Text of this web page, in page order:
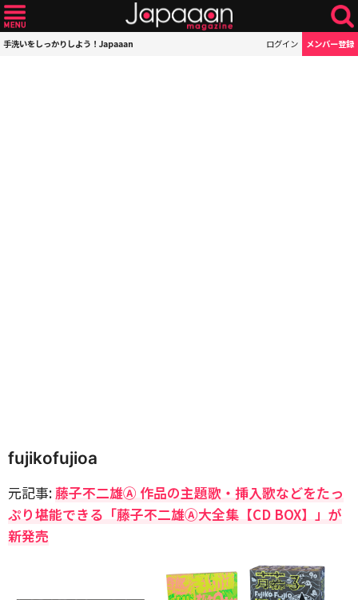
手洗いをしっかりしよう！Japaaan ログイン メンバー登録
fujikofujioa
元記事:藤子不二雄Ⓐ 作品の主題歌・挿入歌などをたっ
ぷり堪能できる「藤子不二雄Ⓐ大全集【CD BOX】」が
新発売